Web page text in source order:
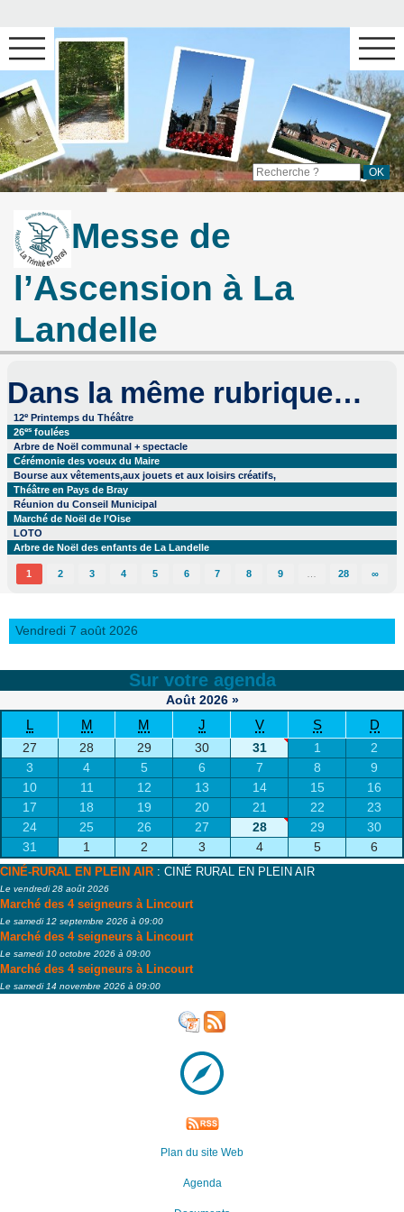
Messe de
l’Ascension à La
Landelle
Dans la même rubrique…
12e Printemps du Théâtre
26es foulées
Arbre de Noël communal + spectacle
Cérémonie des voeux du Maire
Bourse aux vêtements,aux jouets et aux loisirs créatifs,
Théâtre en Pays de Bray
Réunion du Conseil Municipal
Marché de Noël de l’Oise
LOTO
Arbre de Noël des enfants de La Landelle
1 2 3 4 5 6 7 8 9 28 ∞
Vendredi 7 août 2026
Sur votre agenda
Août 2026 »
L M M J V S D
27 28 29 30 31 1
2
3
4 5 6 7 8
9
10
11 12 13 14 15
16
17
18 19 20 21 22
23
24
25 26 27 28 29
30
31
1 2 3 4 5 6
CINÉ-RURAL EN PLEIN AIR : CINÉ RURAL EN PLEIN AIR
Le vendredi 28 août 2026
Marché des 4 seigneurs à Lincourt
Le samedi 12 septembre 2026 à 09:00
Marché des 4 seigneurs à Lincourt
Le samedi 10 octobre 2026 à 09:00
Marché des 4 seigneurs à Lincourt
Le samedi 14 novembre 2026 à 09:00
Plan du site Web
Agenda